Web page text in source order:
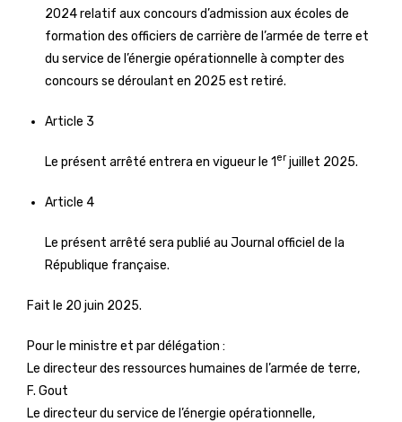
2024 relatif aux concours d’admission aux écoles de
formation des officiers de carrière de l’armée de terre et
du service de l’énergie opérationnelle à compter des
concours se déroulant en 2025 est retiré.
Article 3
Le présent arrêté entrera en vigueur le 1 er juillet 2025.
Article 4
Le présent arrêté sera publié au Journal officiel de la
République française.
Fait le 20 juin 2025.
Pour le ministre et par délégation :
Le directeur des ressources humaines de l’armée de terre,
F. Gout
Le directeur du service de l’énergie opérationnelle,